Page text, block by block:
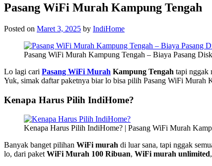
Pasang WiFi Murah Kampung Tengah
Posted on Maret 3, 2025 by IndiHome
Pasang WiFi Murah Kampung Tengah – Biaya Pasang
Lo lagi cari Pasang WiFi Murah Kampung Tengah tapi nggak
Yuk, simak daftar paketnya biar lo bisa pilih Pasang WiFi Murah
Kenapa Harus Pilih IndiHome?
Kenapa Harus Pilih IndiHome? | Pasang WiFi Murah
Banyak banget pilihan WiFi murah di luar sana, tapi nggak
lo, dari paket WiFi Murah 100 Ribuan, WiFi murah unlimited